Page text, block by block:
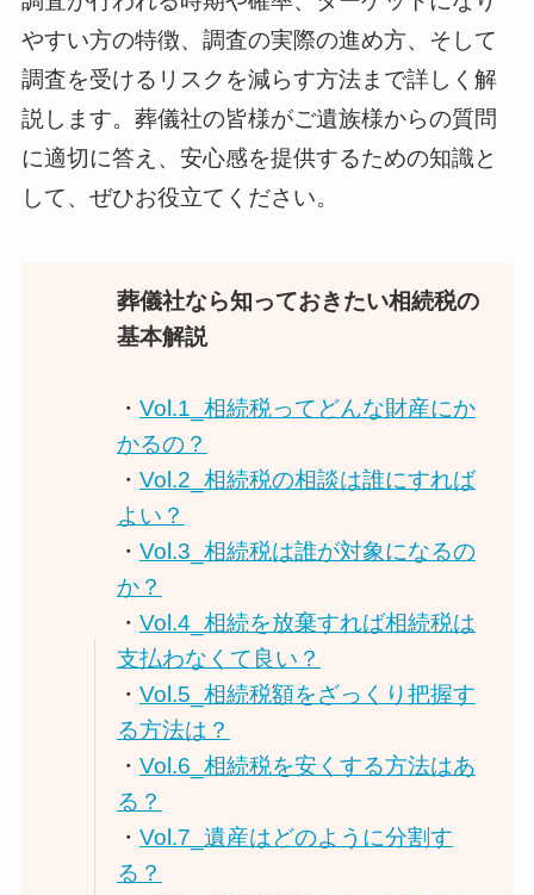
やすい方の特徴、調査の実際の進め方、そして
調査を受けるリスクを減らす方法まで詳しく解
説します。葬儀社の皆様がご遺族様からの質問
に適切に答え、安心感を提供するための知識と
して、ぜひお役立てください。
葬儀社なら知っておきたい相続税の
基本解説
・ Vol.1_相続税ってどんな財産にか
かるの？
・ Vol.2_相続税の相談は誰にすれば
よい？
・ Vol.3_相続税は誰が対象になるの
か？
・ Vol.4_相続を放棄すれば相続税は
支払わなくて良い？
・ Vol.5_相続税額をざっくり把握す
る方法は？
・ Vol.6_相続税を安くする方法はあ
る？
・ Vol.7_遺産はどのように分割す
る？